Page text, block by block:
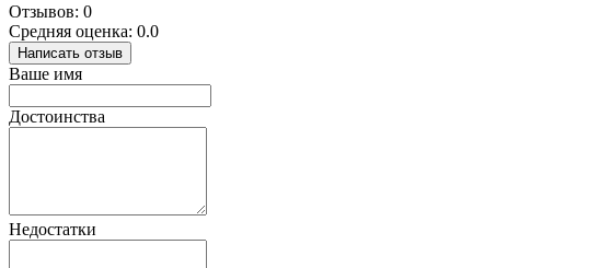
Отзывов: 0
Средняя оценка: 0.0
Написать отзыв
Ваше имя
Достоинства
Недостатки